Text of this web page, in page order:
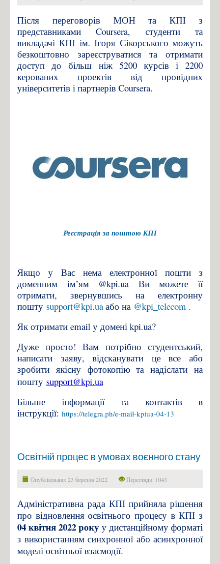
Контакти
Зв'язатись з нами!
Після переговорів МОН та КПІ з
представниками Coursera, студенти та
викладачі КПІ ім. Ігоря Сікорського можуть
безкоштовно зареєструватися та отримати
доступ до більш ніж 5200 курсів і 2200
керованих проектів від провідних
університетів і партнерів Coursera.
Реєстрація за поштою КПІ
Якщо у Вас нема електронної пошти з
доменним ім’ям @kpi.ua Ви можете її
отримати, звернувшись на електронну
пошту support@kpi.ua або на @kpi_telecom .
Як отримати email у домені kpi.ua?
Дуже просто! Вам потрібно студентський,
написати заяву, відсканувати це все або
зробити якісну фотокопію та надіслати на
пошту support@kpi.ua
Більше інформації та контактів в
інструкції: https://telegra.ph/e-mail-kpiua-04-13
Освітній процес в умовах воєнного стану
Опубліковано: 23 березня 2022 Перегляди: 1043
Адміністративна рада КПІ прийняла рішення
про відновлення освітнього процесу в КПІ з
04 квітня 2022 року у дистанційному форматі
з використанням синхронної або асинхронної
моделі освітньої взаємодії.